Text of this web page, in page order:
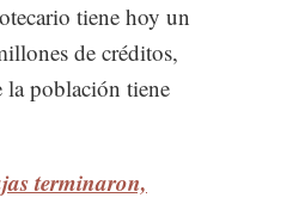
tiene hoy un
de créditos,
la población tiene
terminaron,